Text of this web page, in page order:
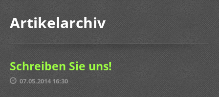
Artikelarchiv
Schreiben Sie uns!
07.05.2014 16:30